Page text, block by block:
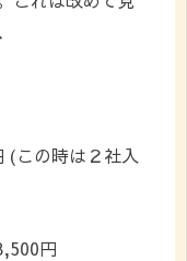
(この時は２社入
円